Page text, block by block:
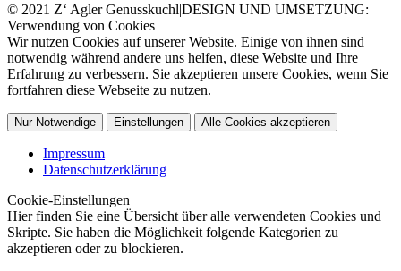
© 2021 Z‘ Agler Genusskuchl|DESIGN UND UMSETZUNG:
Verwendung von Cookies
Wir nutzen Cookies auf unserer Website. Einige von ihnen sind
notwendig während andere uns helfen, diese Website und Ihre
Erfahrung zu verbessern. Sie akzeptieren unsere Cookies, wenn Sie
fortfahren diese Webseite zu nutzen.
Nur Notwendige Einstellungen Alle Cookies akzeptieren
Impressum
Datenschutzerklärung
Cookie-Einstellungen
Hier finden Sie eine Übersicht über alle verwendeten Cookies und
Skripte. Sie haben die Möglichkeit folgende Kategorien zu
akzeptieren oder zu blockieren.